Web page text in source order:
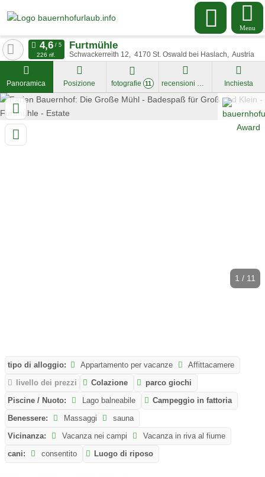
Menu
Furtmühle
Schwackerreith 12 4170 St. Oswald bei Haslach Austria
226 rif.
Panoramica Posizione fotografie 11 recensioni Inchiesta
1 / 11
tipo di alloggio: Appartamento per vacanze
Affittacamere
livello dei prezzi
Colazione
parco giochi
Piscine / Nuoto:
Lago balneabile
Campeggio in fattoria
Benessere:
Massaggi
sauna
Vicinanza:
Vacanza nei campi
Vacanza in riva al fiume
cani:
consentito Luogo di riposo